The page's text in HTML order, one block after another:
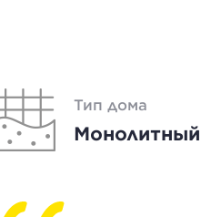
Тип дома
Монолитный